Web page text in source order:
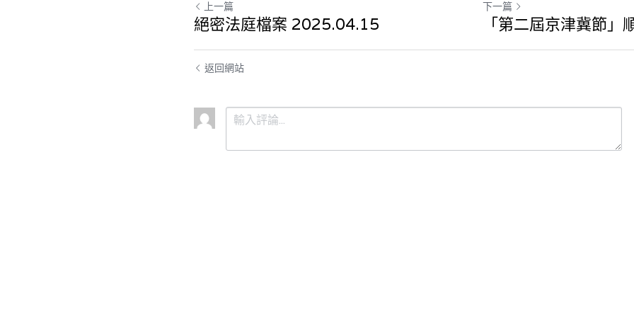
上一篇
絕密法庭檔案 2025.04.15
下一篇
「第二屆京津冀節」
返回網站